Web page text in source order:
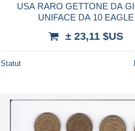
USA RARO GETTONE DA
UNIFACE DA 10 EAGLE
± 23,11 $US
Statut